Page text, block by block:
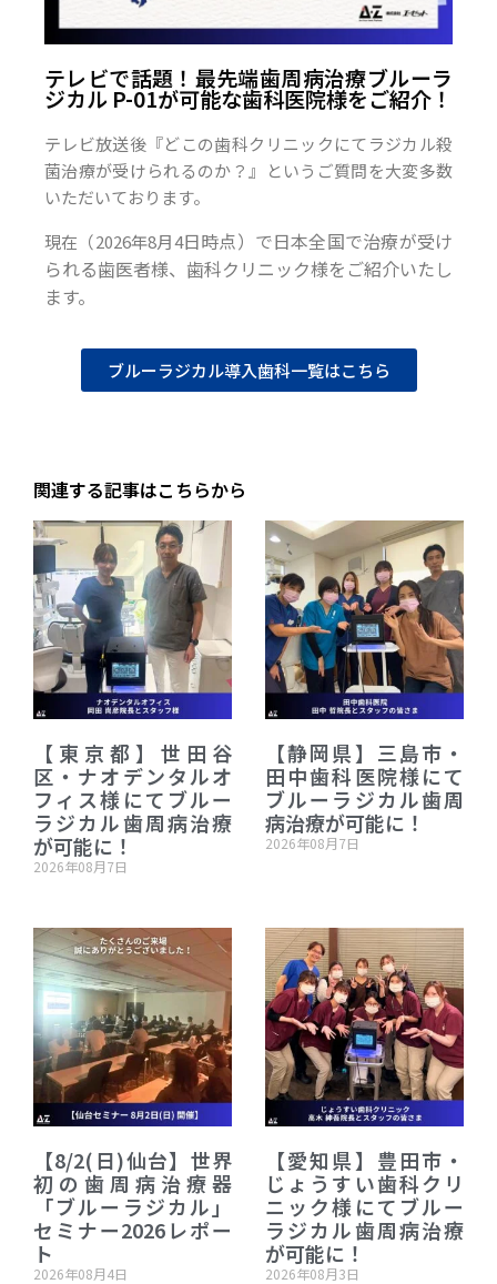
テレビで話題！最先端歯周病治療ブルーラ
ジカル P-01が可能な歯科医院様をご紹介！
テレビ放送後『どこの歯科クリニックにてラジカル殺
菌治療が受けられるのか？』というご質問を大変多数
いただいております。
現在（2026年8月4日時点）で日本全国で治療が受け
られる歯医者様、歯科クリニック様をご紹介いたし
ます。
ブルーラジカル導入歯科一覧はこちら
関連する記事はこちらから
【東京都】世田谷
区・ナオデンタルオ
フィス様にてブルー
ラジカル歯周病治療
が可能に！
2026年08月7日
【静岡県】三島市・
田中歯科医院様にて
ブルーラジカル歯周
病治療が可能に！
2026年08月7日
【8/2(日)仙台】世界
初の歯周病治療器
「ブルーラジカル」
セミナー2026レポー
ト
2026年08月4日
【愛知県】豊田市・
じょうすい歯科クリ
ニック様にてブルー
ラジカル歯周病治療
が可能に！
2026年08月3日